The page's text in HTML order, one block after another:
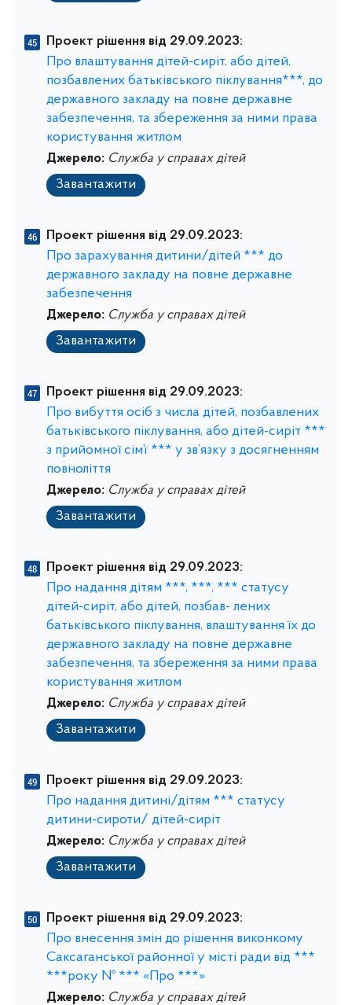
Проект рішення від 29.09.2023:
Про влаштування дітей-сиріт, або дітей,
позбавлених батьківського піклування***, до
державного закладу на повне державне
забезпечення, та збереження за ними права
користування житлом
Джерело: Служба у справах дітей
Завантажити
Проект рішення від 29.09.2023:
Про зарахування дитини/дітей *** до
державного закладу на повне державне
забезпечення
Джерело: Служба у справах дітей
Завантажити
Проект рішення від 29.09.2023:
Про вибуття осіб з числа дітей, позбавлених
батьківського піклування, або дітей-сиріт ***
з прийомної сім’ї *** у зв’язку з досягненням
повноліття
Джерело: Служба у справах дітей
Завантажити
Проект рішення від 29.09.2023:
Про надання дітям ***, ***, *** статусу
дітей-сиріт, або дітей, позбав- лених
батьківського піклування, влаштування їх до
державного закладу на повне державне
забезпечення, та збереження за ними права
користування житлом
Джерело: Служба у справах дітей
Завантажити
Проект рішення від 29.09.2023:
Про надання дитині/дітям *** статусу
дитини-сироти/ дітей-сиріт
Джерело: Служба у справах дітей
Завантажити
Проект рішення від 29.09.2023:
Про внесення змін до рішення виконкому
Саксаганської районної у місті ради від ***
***року № *** «Про ***»
Джерело: Служба у справах дітей